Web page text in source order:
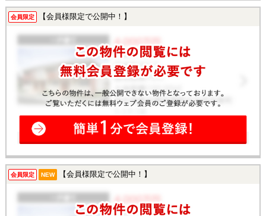
会員限定 【会員様限定で公開中！】
会員限定 NEW 【会員様限定で公開中！】